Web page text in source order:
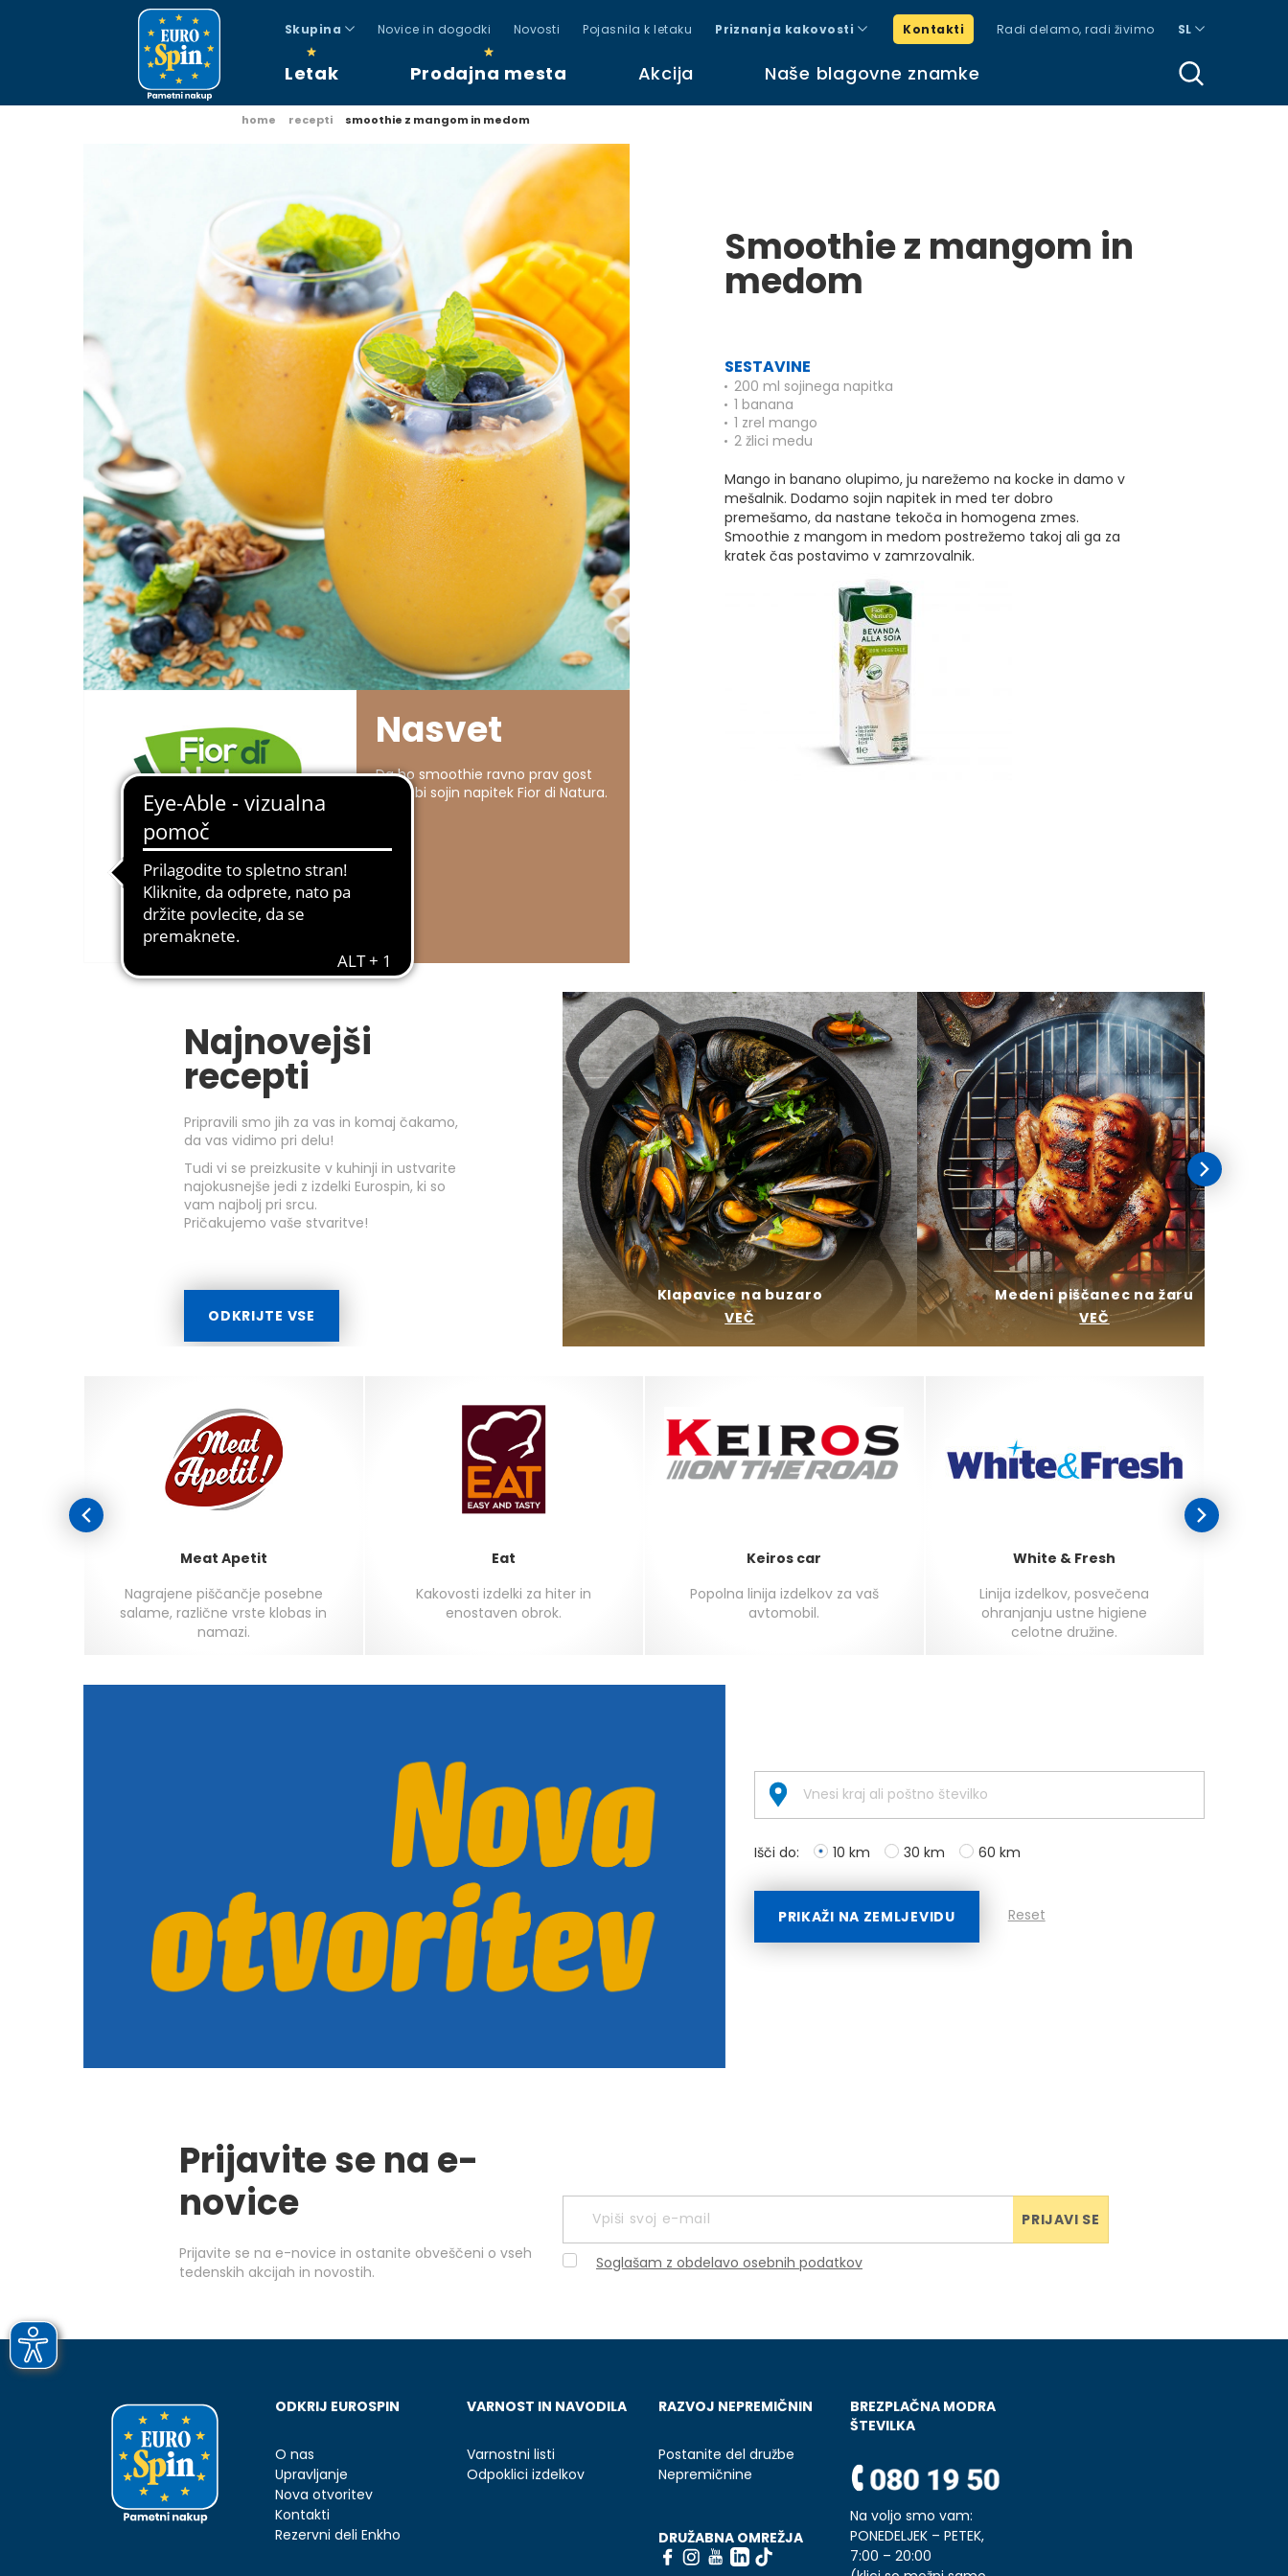
Skupina Novice in dogodki Novosti Pojasnila k letaku Priznanja kakovosti Kontakti Radi delamo, radi živimo SL
Letak Prodajna mesta Akcija Naše blagovne znamke
home recepti smoothie z mangom in medom
Smoothie z mangom in
medom
SESTAVINE
200 ml sojinega napitka
1 banana
1 zrel mango
2 žlici medu
Mango in banano olupimo, ju narežemo na kocke in damo v
mešalnik. Dodamo sojin napitek in med ter dobro
premešamo, da nastane tekoča in homogena zmes.
Smoothie z mangom in medom postrežemo takoj ali ga za
kratek čas postavimo v zamrzovalnik.
Fior di Natura
Linija izdelkov rastlinskega
izvora, v kateri najdete tudi
sveže in zamrznjene jedi,
pripravljene za uporabo, ki so
polnega okusa in priročne.
Nasvet
Da bo smoothie ravno prav gost
uporabi sojin napitek Fior di Natura.
Najnovejši
recepti
Pripravili smo jih za vas in komaj čakamo,
da vas vidimo pri delu!
Tudi vi se preizkusite v kuhinji in ustvarite
najokusnejše jedi z izdelki Eurospin, ki so
vam najbolj pri srcu.
Pričakujemo vaše stvaritve!
ODKRIJTE VSE
Klapavice na buzaro
VEČ
Medeni piščanec na žaru
VEČ
Meat Apetit
Nagrajene piščančje posebne
salame, različne vrste klobas in
namazi.
Eat
Kakovosti izdelki za hiter in
enostaven obrok.
Keiros car
Popolna linija izdelkov za vaš
avtomobil.
White & Fresh
Linija izdelkov, posvečena
ohranjanju ustne higiene
celotne družine.
Išči do: 10 km 30 km 60 km
PRIKAŽI NA ZEMLJEVIDU Reset
Prijavite se na e-
novice
Prijavite se na e-novice in ostanite obveščeni o vseh
tedenskih akcijah in novostih.
PRIJAVI SE
Soglašam z obdelavo osebnih podatkov
ODKRIJ EUROSPIN
O nas
Upravljanje
Nova otvoritev
Kontakti
Rezervni deli Enkho
VARNOST IN NAVODILA
Varnostni listi
Odpoklici izdelkov
RAZVOJ NEPREMIČNIN
Postanite del družbe
Nepremičnine
DRUŽABNA OMREŽJA
BREZPLAČNA MODRA
ŠTEVILKA
Na voljo smo vam:
PONEDELJEK – PETEK,
7:00 – 20:00